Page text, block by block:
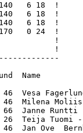
6 18  !
6 18  !
6 18  !
0 24  !
!
!
%
46  Vesa
46  Milena
66  Janne
26  Teija
Jan Ove